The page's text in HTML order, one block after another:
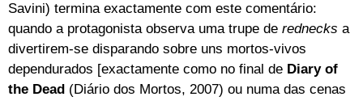
Savini) termina exactamente com este comentário:
quando a protagonista observa uma trupe de rednecks a
divertirem-se disparando sobre uns mortos-vivos
dependurados [exactamente como no final de Diary of
the Dead (Diário dos Mortos, 2007) ou numa das cenas